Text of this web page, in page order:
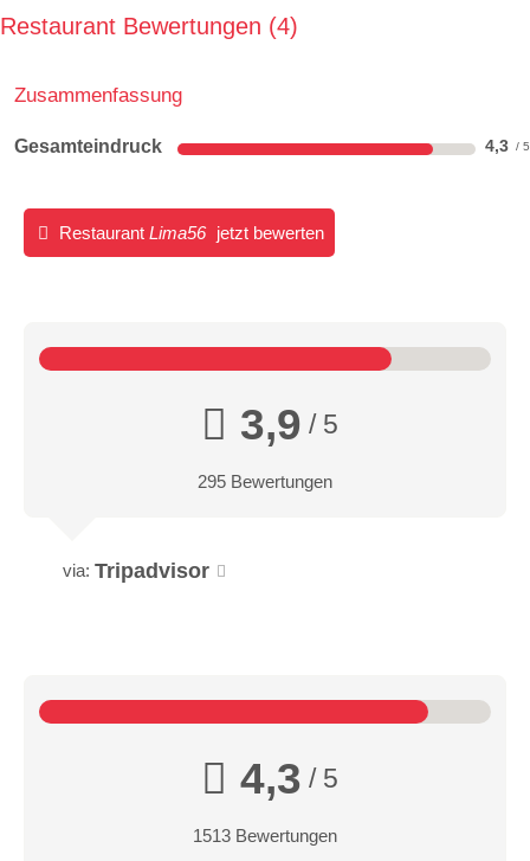
Restaurant Bewertungen 4
Zusammenfassung
Gesamteindruck 4,3
Restaurant Lima56 jetzt bewerten
3,9 / 5
295 Bewertungen
via: Tripadvisor
4,3 / 5
1513 Bewertungen